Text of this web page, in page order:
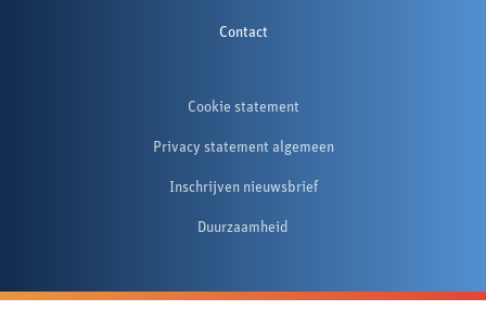
Contact
Cookie statement
Privacy statement algemeen
Inschrijven nieuwsbrief
Duurzaamheid